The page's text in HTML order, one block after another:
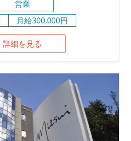
営業
月給300,000円
詳細を見る